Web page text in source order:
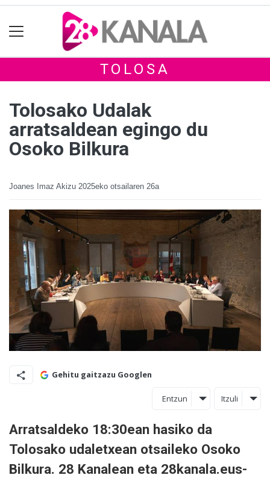
TOLOSA
Tolosako Udalak
arratsaldean egingo du
Osoko Bilkura
Joanes Imaz Akizu 2025eko otsailaren 26a
Gehitu gaitzazu Googlen
Entzun Itzuli
Arratsaldeko 18:30ean hasiko da
Tolosako udaletxean otsaileko Osoko
Bilkura. 28 Kanalean eta 28kanala.eus-